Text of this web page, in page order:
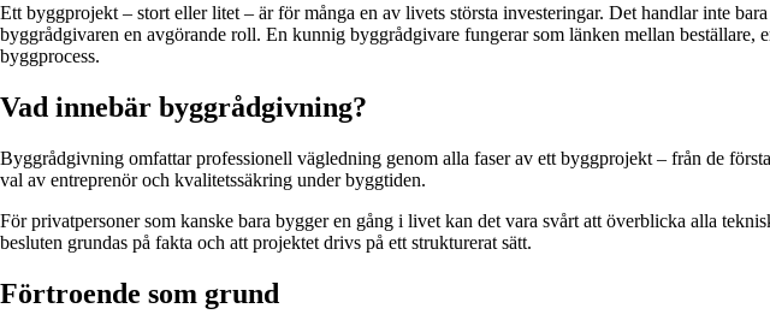
Ett byggprojekt – stort eller litet – är för många en av livets största investeringar. Det handlar inte
byggrådgivaren en avgörande roll. En kunnig byggrådgivare fungerar som länken mellan
byggprocess.
Vad innebär byggrådgivning?
Byggrådgivning omfattar professionell vägledning genom alla faser av ett byggprojekt – från de
val av entreprenör och kvalitetssäkring under byggtiden.
För privatpersoner som kanske bara bygger en gång i livet kan det vara svårt att överblicka alla
besluten grundas på fakta och att projektet drivs på ett strukturerat sätt.
Förtroende som grund